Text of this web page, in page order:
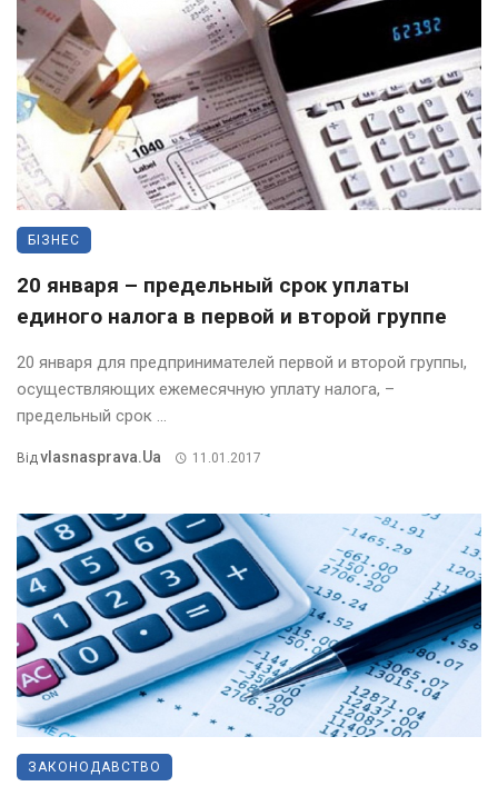
БІЗНЕС
20 января – предельный срок уплаты
единого налога в первой и второй группе
20 января для предпринимателей первой и второй группы,
осуществляющих ежемесячную уплату налога, –
предельный срок ...
ВідVlasnasprava.ua 11.01.2017
ЗАКОНОДАВСТВО